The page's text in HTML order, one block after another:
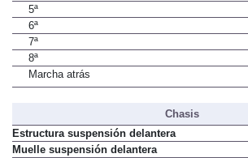
5ª
6ª
7ª
8ª
Marcha atrás
Chasis
Estructura suspensión delantera
Muelle suspensión delantera